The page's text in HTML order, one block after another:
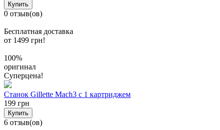
Купить
0 отзыв(ов)
Бесплатная доставка
от 1499 грн!
100%
оригинал
Суперцена!
Станок Gillette Mach3 с 1 картриджем
199 грн
Купить
6 отзыв(ов)